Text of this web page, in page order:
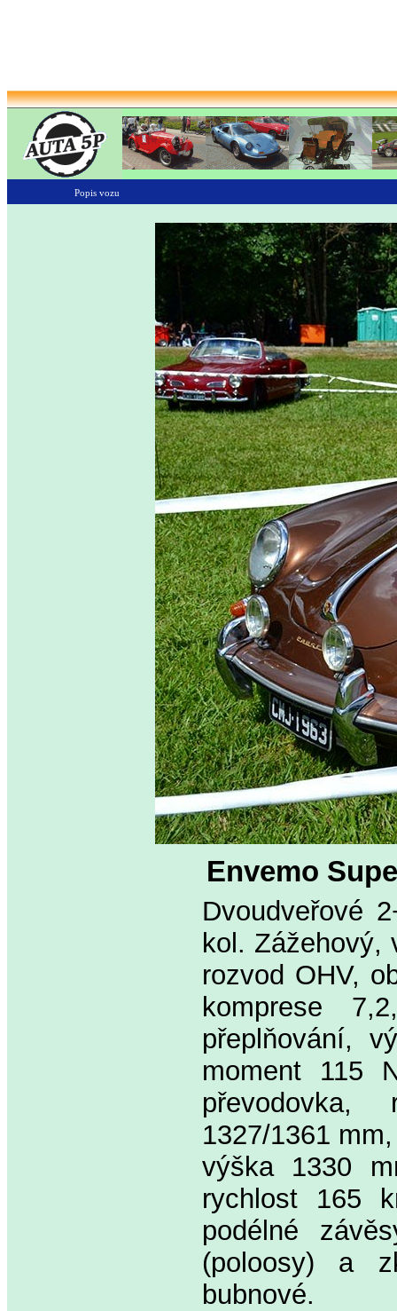
Popis vozu
Envemo
Dvoudveřové
kol. Zážehový,
rozvod OHV,
komprese
přeplňování,
moment 115
1327/1361
výška 1330
rychlost 165
podélné
(poloosy) a
bubnové.